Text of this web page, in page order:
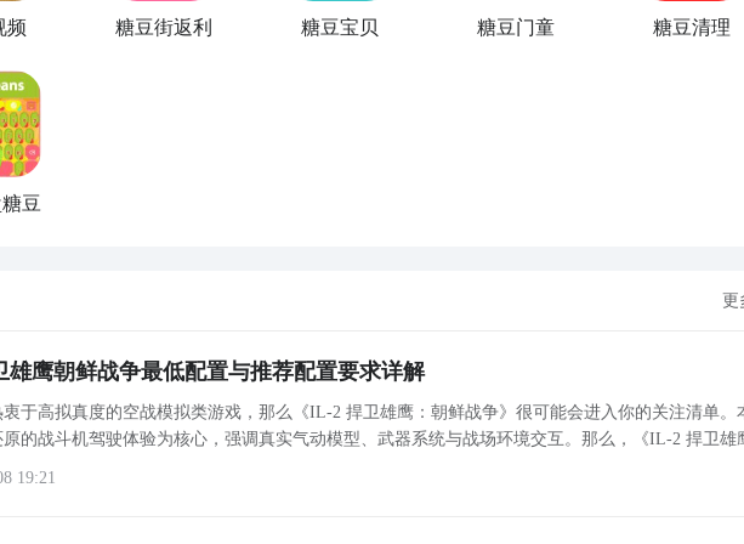
频 糖豆街返利 糖豆宝贝 糖豆门童 糖豆清理
豆
更
雄鹰朝鲜战争最低配置与推荐配置要求详解
衷于高拟真度的空战模拟类游戏，那么《IL-2 捍卫雄鹰：朝鲜战争》很可能会进入你的关注清单。
原的战斗机驾驶体验为核心，强调真实气动模型、武器系统与战场环境交互。那么，《IL-2 捍卫雄
19:21